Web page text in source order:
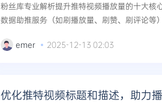
粉丝库专业解析提升推特视频播放量的十大核
数据助推服务（如刷播放量、刷赞、刷评论等
emer 2025-12-13 02:03
优化推特视频标题和描述，助力